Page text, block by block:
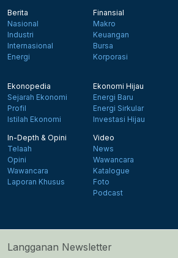
Berita
Nasional
Industri
Internasional
Energi
Finansial
Makro
Keuangan
Bursa
Korporasi
Ekonopedia
Sejarah Ekonomi
Profil
Istilah Ekonomi
Ekonomi Hijau
Energi Baru
Energi Sirkular
Investasi Hijau
In-Depth & Opini
Telaah
Opini
Wawancara
Laporan Khusus
Video
News
Wawancara
Katalogue
Foto
Podcast
Langganan Newsletter